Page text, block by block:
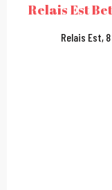
Relais Est
Relais Est,